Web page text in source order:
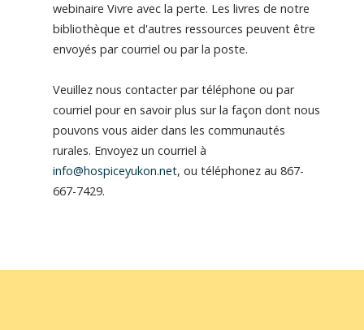
webinaire Vivre avec la perte. Les livres de notre
bibliothèque et d'autres ressources peuvent être
envoyés par courriel ou par la poste.
Veuillez nous contacter par téléphone ou par
courriel pour en savoir plus sur la façon dont nous
pouvons vous aider dans les communautés
rurales. Envoyez un courriel à
info@hospiceyukon.net, ou téléphonez au 867-
667-7429.